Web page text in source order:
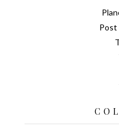
Post